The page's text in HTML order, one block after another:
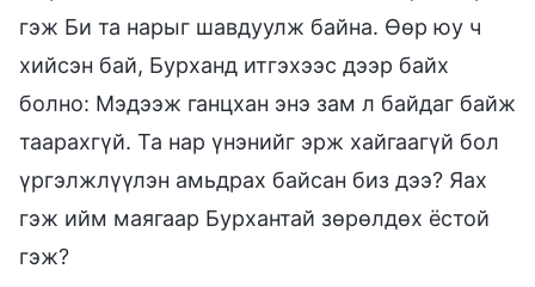
гэж Би та нарыг шавдуулж байна. Өөр юу ч
хийсэн бай, Бурханд итгэхээс дээр байх
болно: Мэдээж ганцхан энэ зам л байдаг байж
таарахгүй. Та нар үнэнийг эрж хайгаагүй бол
үргэлжлүүлэн амьдрах байсан биз дээ? Яах
гэж ийм маягаар Бурхантай зөрөлдөх ёстой
гэж?